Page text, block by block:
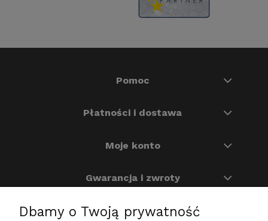
Pomoc
Płatności i dostawa
Moje konto
Gwarancja i zwroty
O nas
Dbamy o Twoją prywatność